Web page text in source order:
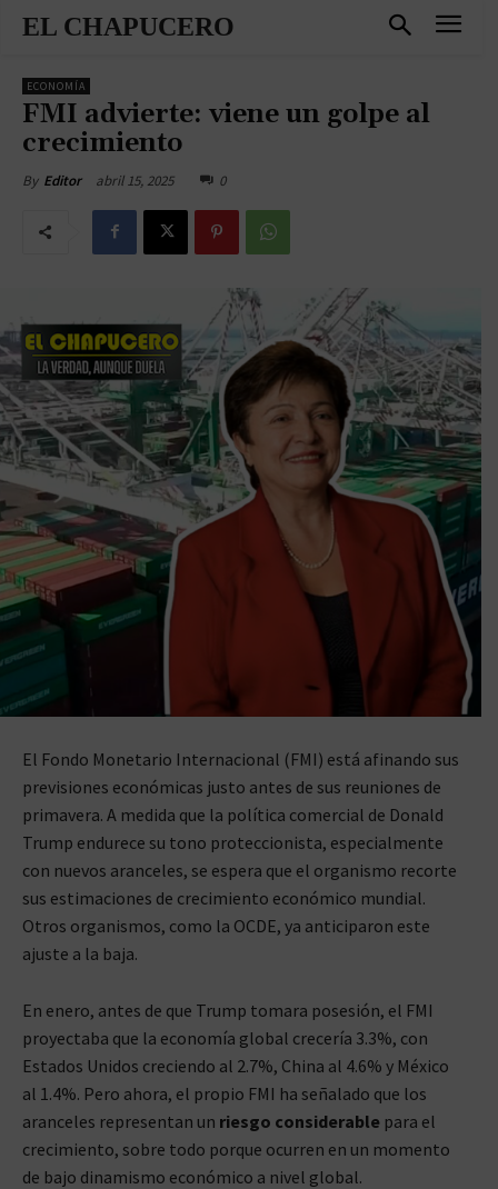
EL CHAPUCERO
ECONOMÍA
FMI advierte: viene un golpe al
crecimiento
By Editor abril 15, 2025 0
El Fondo Monetario Internacional (FMI) está afinando sus
previsiones económicas justo antes de sus reuniones de
primavera. A medida que la política comercial de Donald
Trump endurece su tono proteccionista, especialmente
con nuevos aranceles, se espera que el organismo recorte
sus estimaciones de crecimiento económico mundial.
Otros organismos, como la OCDE, ya anticiparon este
ajuste a la baja.
En enero, antes de que Trump tomara posesión, el FMI
proyectaba que la economía global crecería 3.3%, con
Estados Unidos creciendo al 2.7%, China al 4.6% y México
al 1.4%. Pero ahora, el propio FMI ha señalado que los
aranceles representan un riesgo considerable para el
crecimiento, sobre todo porque ocurren en un momento
de bajo dinamismo económico a nivel global.